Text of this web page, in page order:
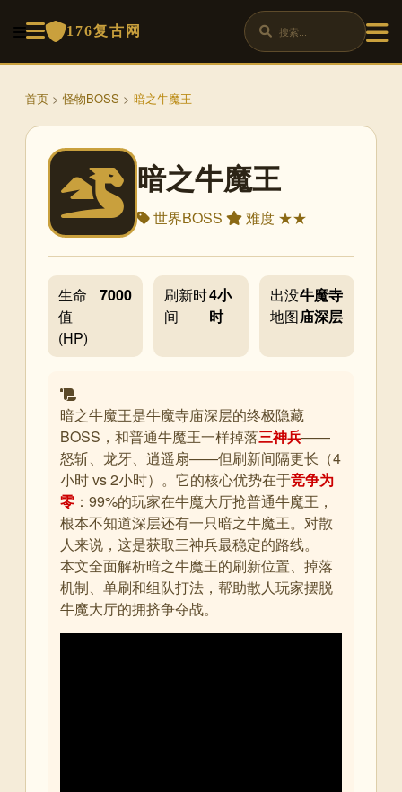
176复古网
首页 >怪物BOSS > 暗之牛魔王
暗之牛魔王
世界BOSS 难度 ★★
生命
值
(HP)
7000
刷新时
间
4小
时
出没
地图
牛魔寺
庙深层
暗之牛魔王是牛魔寺庙深层的终极隐藏
BOSS，和普通牛魔王一样掉落三神兵——
怒斩、龙牙、逍遥扇——但刷新间隔更长（4
小时 vs 2小时）。它的核心优势在于竞争为
零 ：99%的玩家在牛魔大厅抢普通牛魔王，
根本不知道深层还有一只暗之牛魔王。对散
人来说，这是获取三神兵最稳定的路线。
本文全面解析暗之牛魔王的刷新位置、掉落
机制、单刷和组队打法，帮助散人玩家摆脱
牛魔大厅的拥挤争夺战。